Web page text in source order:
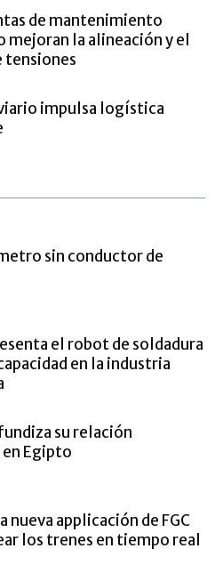
de mantenimiento
la alineación y el
tensiones
impulsa logística
sin conductor de
el robot de soldadura
en la industria
su relación
Egipto
nueva applicación de FGC
los trenes en tiempo real